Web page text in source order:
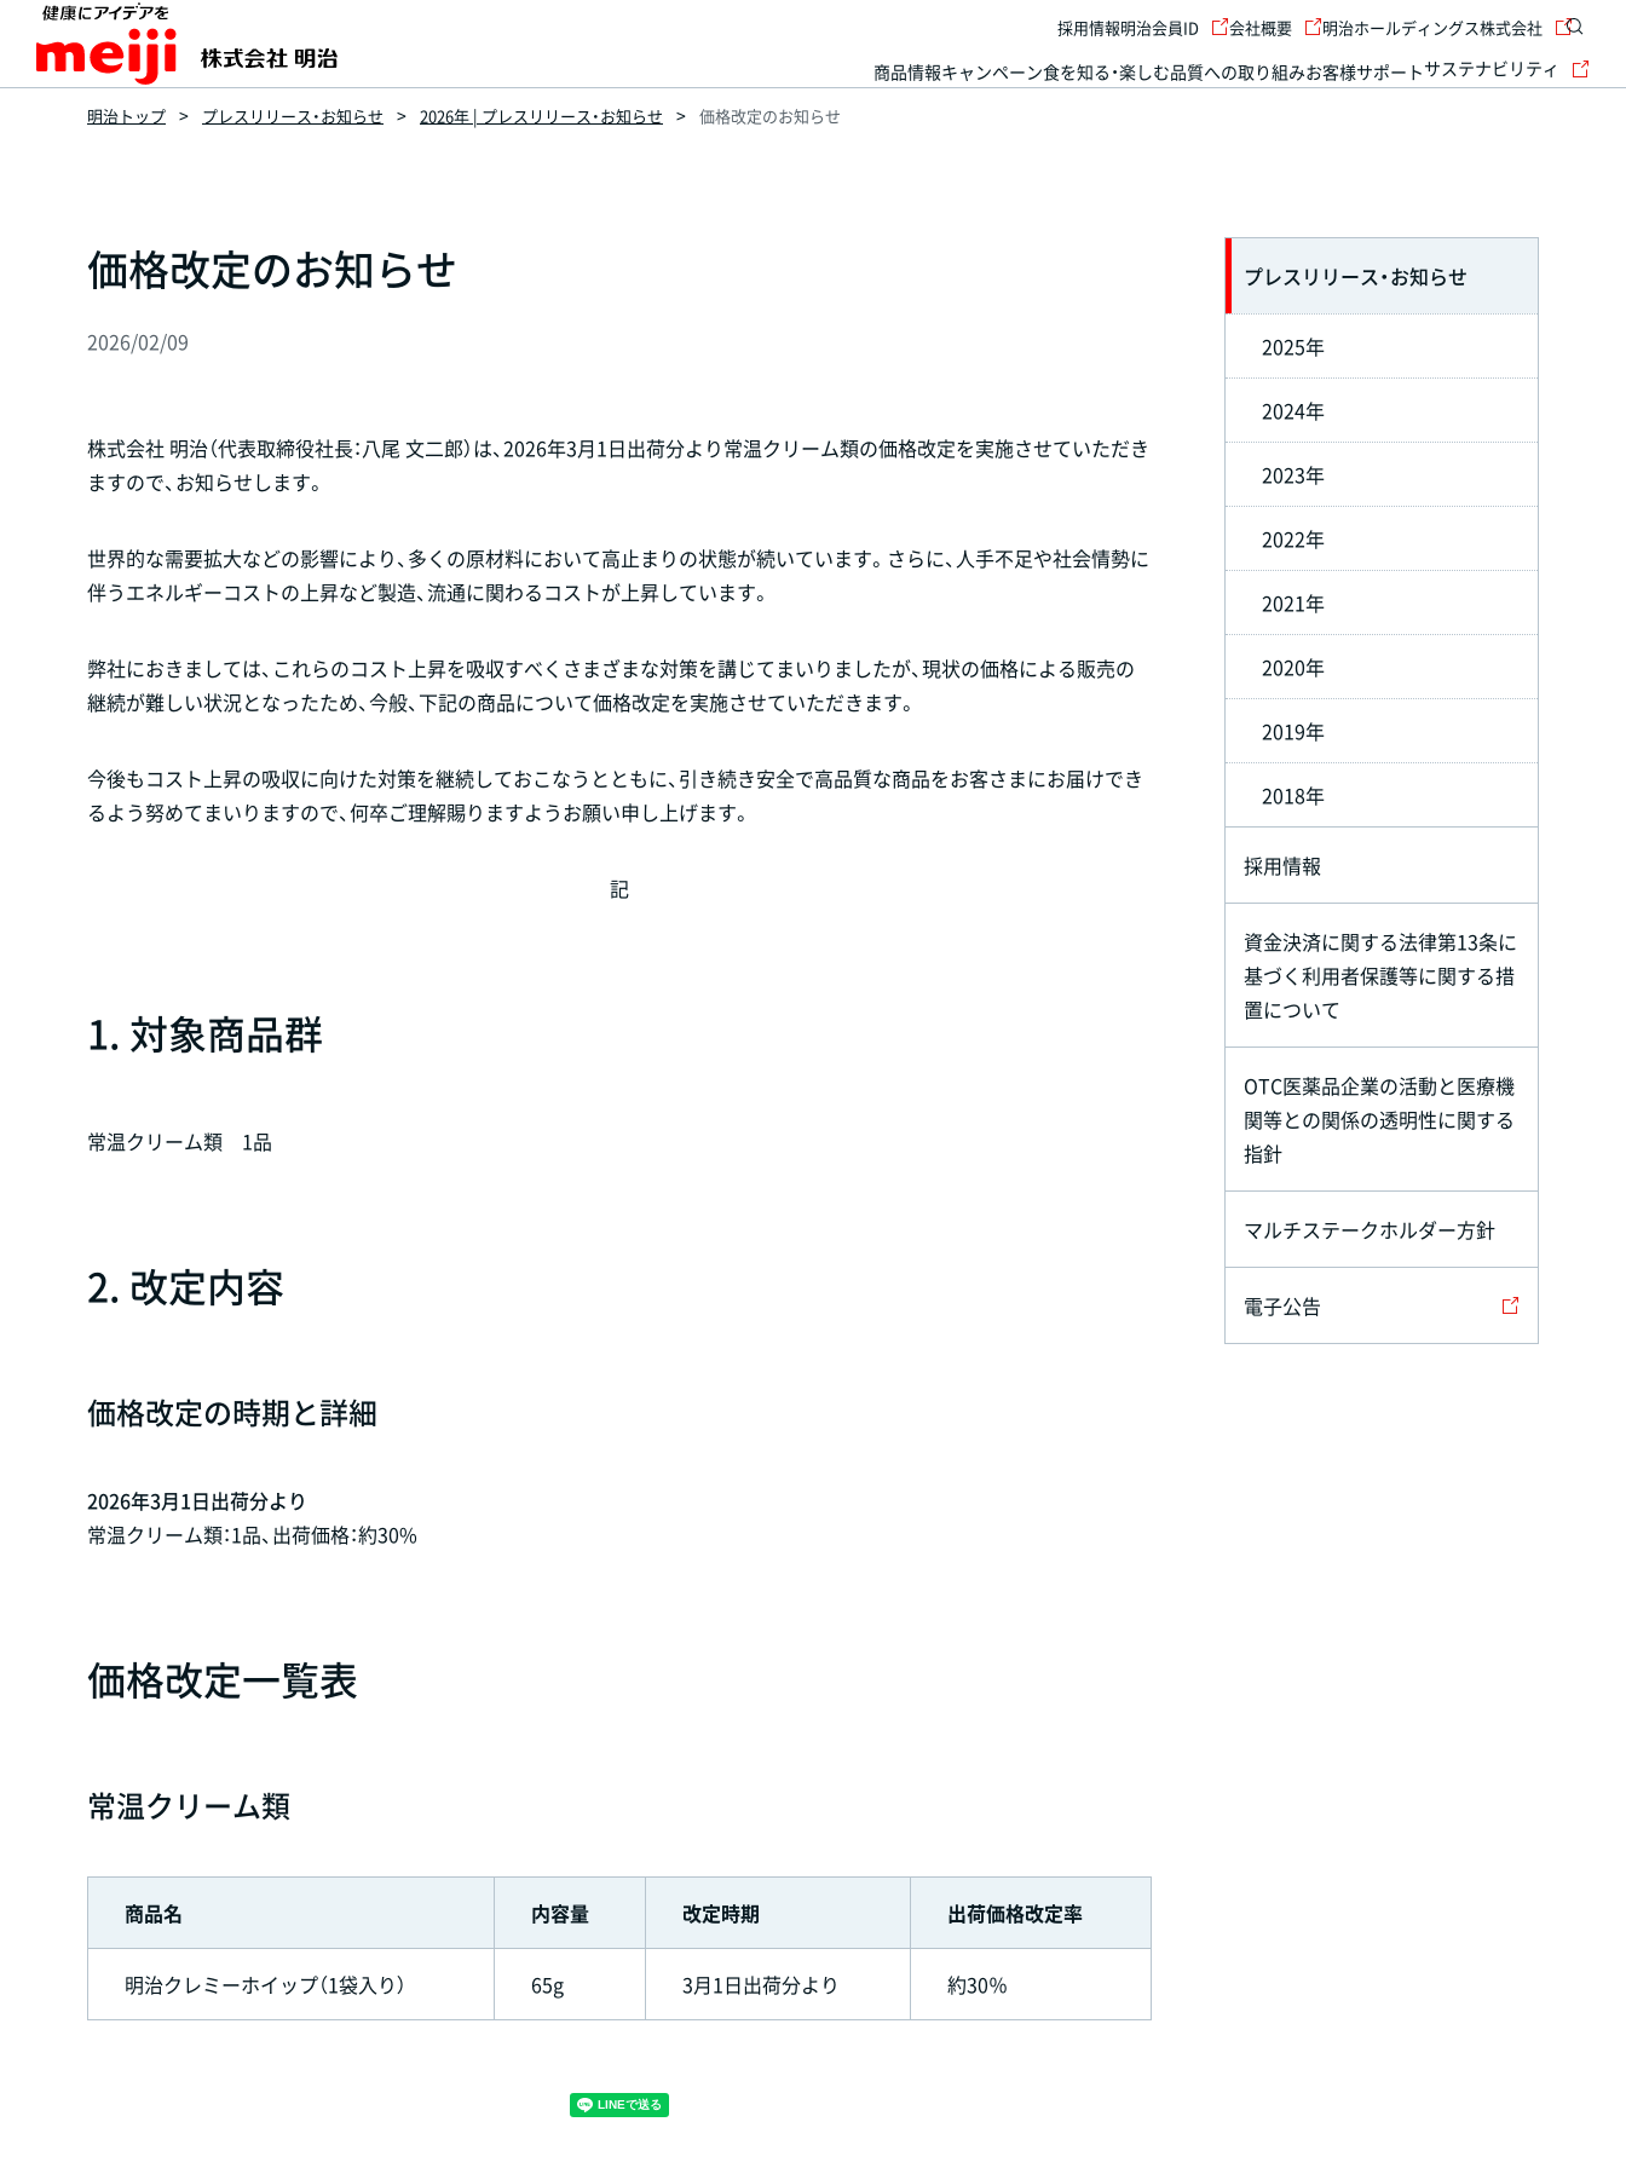
商品情報キャンペーン食を知る・楽しむ品質への取り組みお客様サポートサステナビリティ
採用情報明治会員ID 会社概要 明治ホールディングス株式会社
明治トップ プレスリリース・お知らせ 2026年 | プレスリリース・お知らせ 価格改定のお知らせ
価格改定のお知らせ
2026/02/09
株式会社 明治（代表取締役社長：八尾 文二郎）は、2026年3月1日出荷分より常温クリーム類の価格改定を実施させていただき
ますので、お知らせします。
世界的な需要拡大などの影響により、多くの原材料において高止まりの状態が続いています。さらに、人手不足や社会情勢に
伴うエネルギーコストの上昇など製造、流通に関わるコストが上昇しています。
弊社におきましては、これらのコスト上昇を吸収すべくさまざまな対策を講じてまいりましたが、現状の価格による販売の
継続が難しい状況となったため、今般、下記の商品について価格改定を実施させていただきます。
今後もコスト上昇の吸収に向けた対策を継続しておこなうとともに、引き続き安全で高品質な商品をお客さまにお届けでき
るよう努めてまいりますので、何卒ご理解賜りますようお願い申し上げます。
記
1. 対象商品群
常温クリーム類 1品
2. 改定内容
価格改定の時期と詳細
2026年3月1日出荷分より
常温クリーム類：1品、出荷価格：約30%
価格改定一覧表
常温クリーム類
商品名 内容量 改定時期 出荷価格改定率
明治クレミーホイップ（1袋入り） 65g 3月1日出荷分より 約30％
プレスリリース・お知らせ
2025年
2024年
2023年
2022年
2021年
2020年
2019年
2018年
採用情報
資金決済に関する法律第13条に
基づく利用者保護等に関する措
置について
OTC医薬品企業の活動と医療機
関等との関係の透明性に関する
指針
マルチステークホルダー方針
電子公告